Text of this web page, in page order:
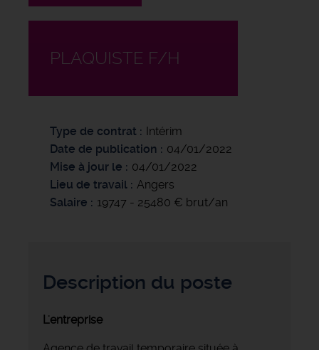
PLAQUISTE F/H
Type de contrat
Intérim
Date de publication
04/01/2022
Mise à jour le
04/01/2022
Lieu de travail
Angers
Salaire
19747 - 25480 € brut/an
Description du poste
L'entreprise